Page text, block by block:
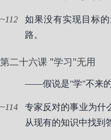
112
如果没有实现目标
路。
第二十六课 "学习"无用
——假说是"学"不来
114
专家反对的事业为什
从现有的知识中找到